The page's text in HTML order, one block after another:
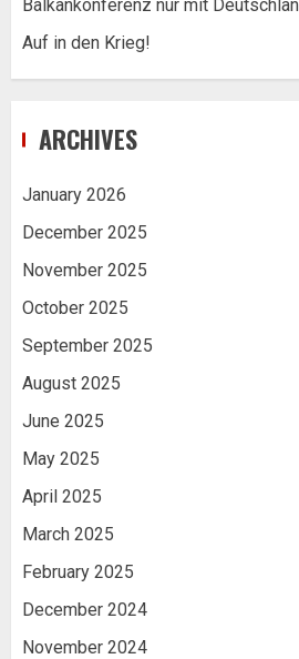
Balkankonferenz nur mit
Auf in den Krieg!
ARCHIVES
January 2026
December 2025
November 2025
October 2025
September 2025
August 2025
June 2025
May 2025
April 2025
March 2025
February 2025
December 2024
November 2024